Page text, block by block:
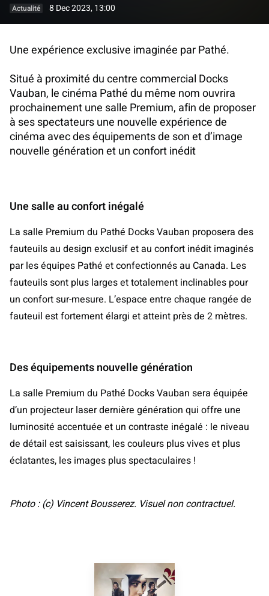
Actualité 8 Dec 2023, 13:00
Une expérience exclusive imaginée par Pathé.
Situé à proximité du centre commercial Docks
Vauban, le cinéma Pathé du même nom ouvrira
prochainement une salle Premium, afin de proposer
à ses spectateurs une nouvelle expérience de
cinéma avec des équipements de son et d’image
nouvelle génération et un confort inédit
Une salle au confort inégalé
La salle Premium du Pathé Docks Vauban proposera des
fauteuils au design exclusif et au confort inédit imaginés
par les équipes Pathé et confectionnés au Canada. Les
fauteuils sont plus larges et totalement inclinables pour
un confort sur-mesure. L’espace entre chaque rangée de
fauteuil est fortement élargi et atteint près de 2 mètres.
Des équipements nouvelle génération
La salle Premium du Pathé Docks Vauban sera équipée
d’un projecteur laser dernière génération qui offre une
luminosité accentuée et un contraste inégalé : le niveau
de détail est saisissant, les couleurs plus vives et plus
éclatantes, les images plus spectaculaires !
Photo : (c) Vincent Bousserez. Visuel non contractuel.